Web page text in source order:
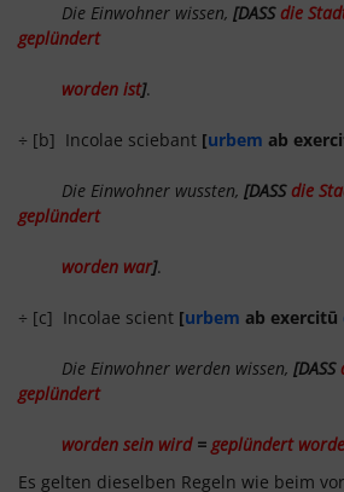
Die Einwohner wissen, [DASS die
geplündert
worden ist].
÷ [b] Incolae sciebant [urbem ab
Die Einwohner wussten, [DASS die
geplündert
worden war].
÷ [c] Incolae scient [urbem ab exercitū
Die Einwohner werden wissen, [DASS
geplündert
worden sein wird = geplündert
Es gelten dieselben Regeln wie beim